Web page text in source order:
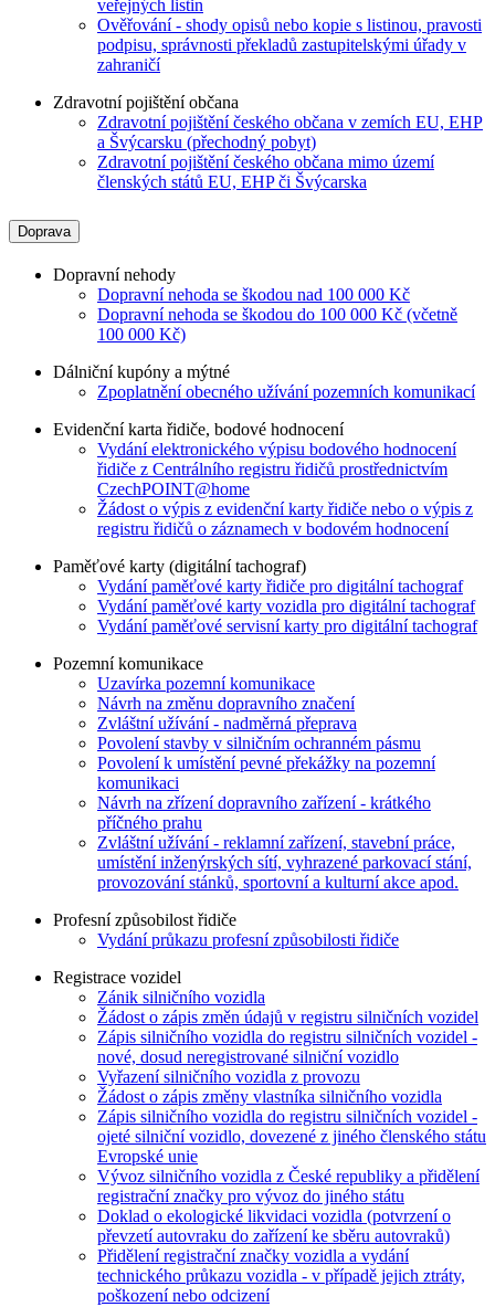
veřejných listin
Ověřování - shody opisů nebo kopie s listinou, pravosti
podpisu, správnosti překladů zastupitelskými úřady v
zahraničí
Zdravotní pojištění občana
Zdravotní pojištění českého občana v zemích EU, EHP
a Švýcarsku (přechodný pobyt)
Zdravotní pojištění českého občana mimo území
členských států EU, EHP či Švýcarska
Doprava
Dopravní nehody
Dopravní nehoda se škodou nad 100 000 Kč
Dopravní nehoda se škodou do 100 000 Kč (včetně
100 000 Kč)
Dálniční kupóny a mýtné
Zpoplatnění obecného užívání pozemních komunikací
Evidenční karta řidiče, bodové hodnocení
Vydání elektronického výpisu bodového hodnocení
řidiče z Centrálního registru řidičů prostřednictvím
CzechPOINT@home
Žádost o výpis z evidenční karty řidiče nebo o výpis z
registru řidičů o záznamech v bodovém hodnocení
Paměťové karty (digitální tachograf)
Vydání paměťové karty řidiče pro digitální tachograf
Vydání paměťové karty vozidla pro digitální tachograf
Vydání paměťové servisní karty pro digitální tachograf
Pozemní komunikace
Uzavírka pozemní komunikace
Návrh na změnu dopravního značení
Zvláštní užívání - nadměrná přeprava
Povolení stavby v silničním ochranném pásmu
Povolení k umístění pevné překážky na pozemní
komunikaci
Návrh na zřízení dopravního zařízení - krátkého
příčného prahu
Zvláštní užívání - reklamní zařízení, stavební práce,
umístění inženýrských sítí, vyhrazené parkovací stání,
provozování stánků, sportovní a kulturní akce apod.
Profesní způsobilost řidiče
Vydání průkazu profesní způsobilosti řidiče
Registrace vozidel
Zánik silničního vozidla
Žádost o zápis změn údajů v registru silničních vozidel
Zápis silničního vozidla do registru silničních vozidel -
nové, dosud neregistrované silniční vozidlo
Vyřazení silničního vozidla z provozu
Žádost o zápis změny vlastníka silničního vozidla
Zápis silničního vozidla do registru silničních vozidel -
ojeté silniční vozidlo, dovezené z jiného členského státu
Evropské unie
Vývoz silničního vozidla z České republiky a přidělení
registrační značky pro vývoz do jiného státu
Doklad o ekologické likvidaci vozidla (potvrzení o
převzetí autovraku do zařízení ke sběru autovraků)
Přidělení registrační značky vozidla a vydání
technického průkazu vozidla - v případě jejich ztráty,
poškození nebo odcizení